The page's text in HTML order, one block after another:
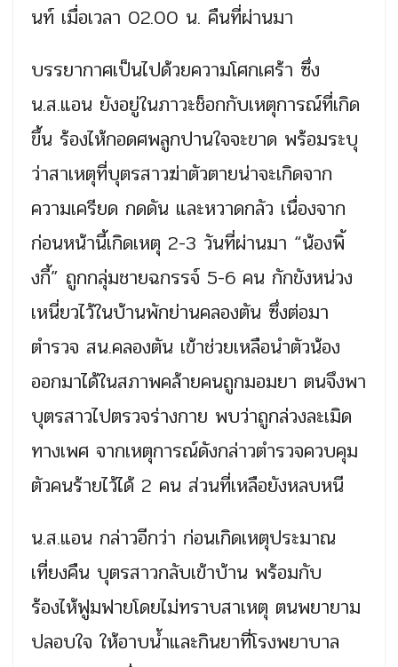
นท์ เมื่อเวลา 02.00 น. คืนที่ผ่านมา
บรรยากาศเป็นไปด้วยความโศกเศร้า ซึ่ง
น.ส.แอน ยังอยู่ในภาวะช็อกกับเหตุการณ์ที่เกิด
ขึ้น ร้องไห้กอดศพลูกปานใจจะขาด พร้อมระบุ
ว่าสาเหตุที่บุตรสาวฆ่าตัวตายน่าจะเกิดจาก
ความเครียด กดดัน และหวาดกลัว เนื่องจาก
ก่อนหน้านี้เกิดเหตุ 2-3 วันที่ผ่านมา “น้องพิ้
งกี้” ถูกกลุ่มชายฉกรรจ์ 5-6 คน กักขังหน่วง
เหนี่ยวไว้ในบ้านพักย่านคลองตัน ซึ่งต่อมา
ตำรวจ สน.คลองตัน เข้าช่วยเหลือนำตัวน้อง
ออกมาได้ในสภาพคล้ายคนถูกมอมยา ตนจึงพา
บุตรสาวไปตรวจร่างกาย พบว่าถูกล่วงละเมิด
ทางเพศ จากเหตุการณ์ดังกล่าวตำรวจควบคุม
ตัวคนร้ายไว้ได้ 2 คน ส่วนที่เหลือยังหลบหนี
น.ส.แอน กล่าวอีกว่า ก่อนเกิดเหตุประมาณ
เที่ยงคืน บุตรสาวกลับเข้าบ้าน พร้อมกับ
ร้องไห้ฟูมฟายโดยไม่ทราบสาเหตุ ตนพยายาม
ปลอบใจ ให้อาบน้ำและกินยาที่โรงพยาบาล